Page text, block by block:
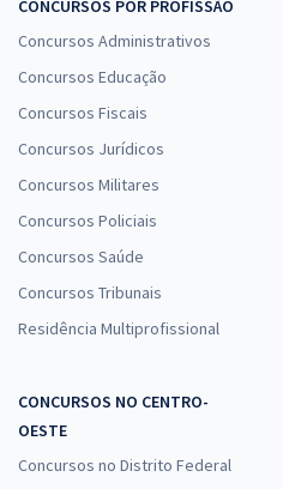
CONCURSOS POR PROFISSÃO
Concursos Administrativos
Concursos Educação
Concursos Fiscais
Concursos Jurídicos
Concursos Militares
Concursos Policiais
Concursos Saúde
Concursos Tribunais
Residência Multiprofissional
CONCURSOS NO CENTRO-
OESTE
Concursos no Distrito Federal